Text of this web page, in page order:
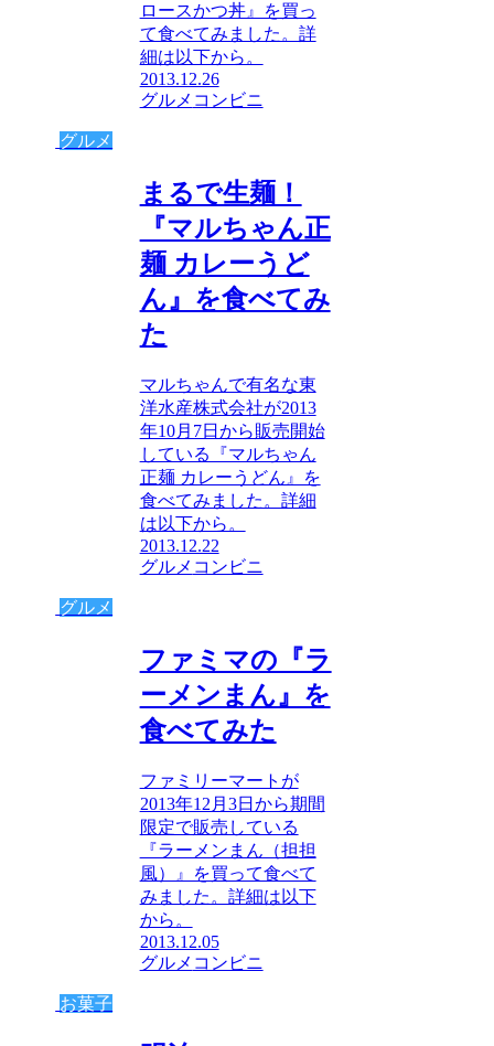
ロースかつ丼』を買っ
て食べてみました。詳
細は以下から。
2013.12.26
グルメ コンビニ
グルメ
まるで生麺！
『マルちゃん正
麺 カレーうど
ん』を食べてみ
た
マルちゃんで有名な東
洋水産株式会社が2013
年10月7日から販売開始
している『マルちゃん
正麺 カレーうどん』を
食べてみました。詳細
は以下から。
2013.12.22
グルメ コンビニ
グルメ
ファミマの『ラ
ーメンまん』を
食べてみた
ファミリーマートが
2013年12月3日から期間
限定で販売している
『ラーメンまん（担担
風）』を買って食べて
みました。詳細は以下
から。
2013.12.05
グルメ コンビニ
お菓子